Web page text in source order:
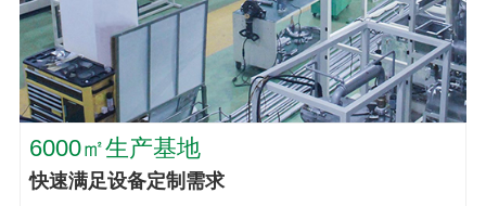
6000㎡生产基地
快速满足设备定制需求